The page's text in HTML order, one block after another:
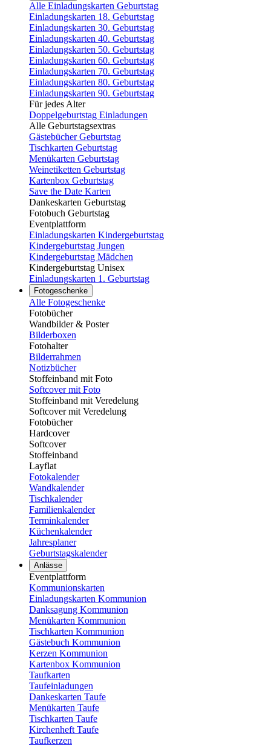
Alle Einladungskarten Geburtstag
Einladungskarten 18. Geburtstag
Einladungskarten 30. Geburtstag
Einladungskarten 40. Geburtstag
Einladungskarten 50. Geburtstag
Einladungskarten 60. Geburtstag
Einladungskarten 70. Geburtstag
Einladungskarten 80. Geburtstag
Einladungskarten 90. Geburtstag
Für jedes Alter
Doppelgeburtstag Einladungen
Alle Geburtstagsextras
Gästebücher Geburtstag
Tischkarten Geburtstag
Menükarten Geburtstag
Weinetiketten Geburtstag
Kartenbox Geburtstag
Save the Date Karten
Dankeskarten Geburtstag
Fotobuch Geburtstag
Eventplattform
Einladungskarten Kindergeburtstag
Kindergeburtstag Jungen
Kindergeburtstag Mädchen
Kindergeburtstag Unisex
Einladungskarten 1. Geburtstag
Fotogeschenke
Alle Fotogeschenke
Fotobücher
Wandbilder & Poster
Bilderboxen
Fotohalter
Bilderrahmen
Notizbücher
Stoffeinband mit Foto
Softcover mit Foto
Stoffeinband mit Veredelung
Softcover mit Veredelung
Fotobücher
Hardcover
Softcover
Stoffeinband
Layflat
Fotokalender
Wandkalender
Tischkalender
Familienkalender
Terminkalender
Küchenkalender
Jahresplaner
Geburtstagskalender
Anlässe
Eventplattform
Kommunionskarten
Einladungskarten Kommunion
Danksagung Kommunion
Menükarten Kommunion
Tischkarten Kommunion
Gästebuch Kommunion
Kerzen Kommunion
Kartenbox Kommunion
Taufkarten
Taufeinladungen
Dankeskarten Taufe
Menükarten Taufe
Tischkarten Taufe
Kirchenheft Taufe
Taufkerzen